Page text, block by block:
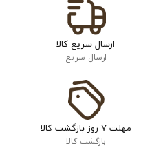
ارسال سریع کالا
ارسال سریع
مهلت ۷ روز بازگشت کالا
بازگشت کالا